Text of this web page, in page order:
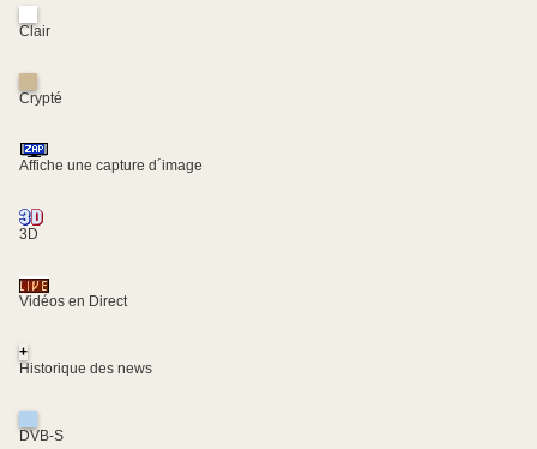
Clair
Crypté
Affiche une capture d´image
3D
Vidéos en Direct
+
Historique des news
DVB-S